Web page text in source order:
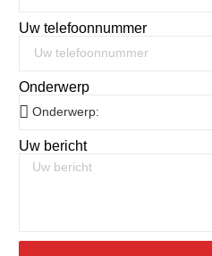
Uw telefoonnummer
Onderwerp
Uw bericht